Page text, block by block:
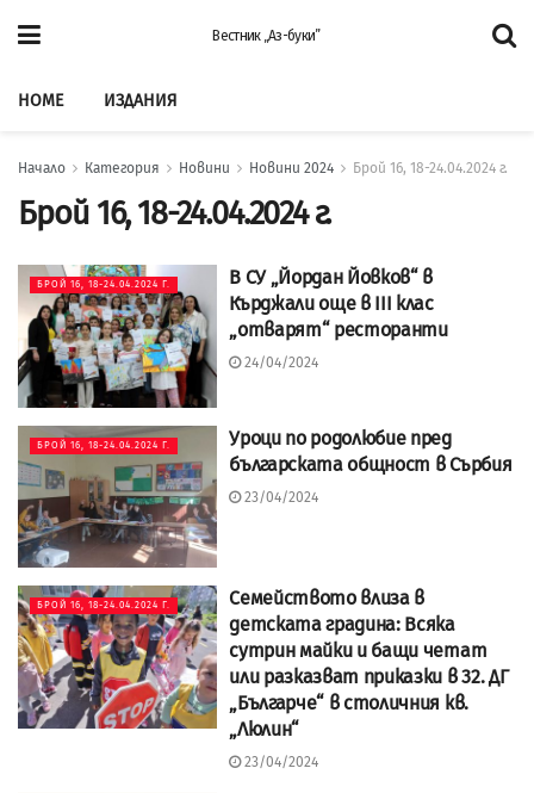
Вестник „Аз-буки”
HOME ИЗДАНИЯ
Начало Категория Новини Новини 2024 Брой 16, 18-24.04.2024 г.
Брой 16, 18-24.04.2024 г.
БРОЙ 16, 18-24.04.2024 Г.
В СУ „Йордан Йовков“ в
Кърджали още в III клас
„отварят“ ресторанти
24/04/2024
БРОЙ 16, 18-24.04.2024 Г.
Уроци по родолюбие пред
българската общност в Сърбия
23/04/2024
БРОЙ 16, 18-24.04.2024 Г.
Семейството влиза в
детската градина: Всяка
сутрин майки и бащи четат
или разказват приказки в 32. ДГ
„Българче“ в столичния кв.
„Люлин“
23/04/2024